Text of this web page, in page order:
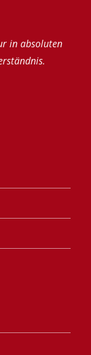
in absoluten